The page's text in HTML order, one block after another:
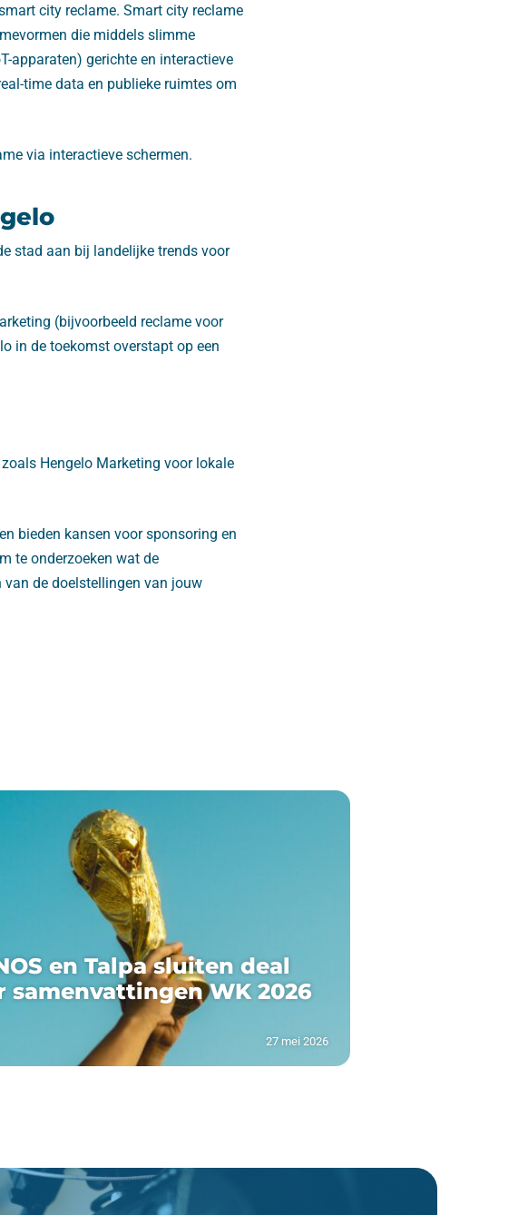
city reclame. Smart city reclame
die middels slimme
apparaten) gerichte en interactieve
time data en publieke ruimtes om
via interactieve schermen.
stad aan bij landelijke trends voor
(bijvoorbeeld reclame voor
in de toekomst overstapt op een
Hengelo Marketing voor lokale
bieden kansen voor sponsoring en
te onderzoeken wat de
de doelstellingen van jouw
en Talpa sluiten deal
samenvattingen WK 2026
27 mei 2026